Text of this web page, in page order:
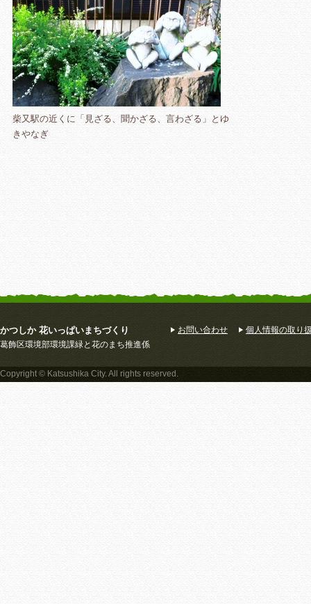
柴又駅の近くに「見ざる、聞かざる、言わざる」とゆ
きやなぎ
かつしか 花いっぱいまちづくり
葛飾区環境部環境課緑と花のまち推進係
お問い合わせ 個人情報の取り
Copyright © Katsushika City. All rights reserved.